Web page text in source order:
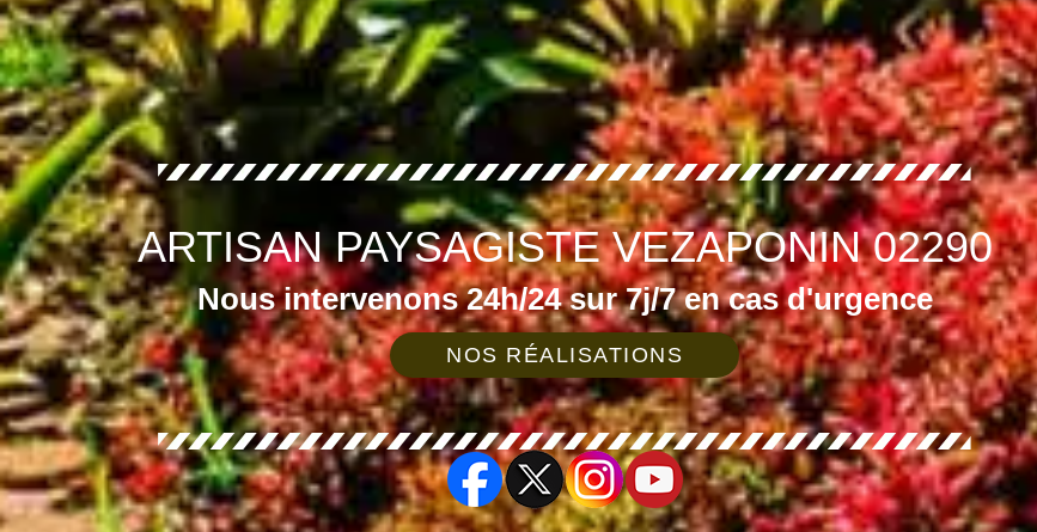
ARTISAN PAYSAGISTE VEZAPONIN 02290
Nous intervenons 24h/24 sur 7j/7 en cas d'urgence
NOS RÉALISATIONS